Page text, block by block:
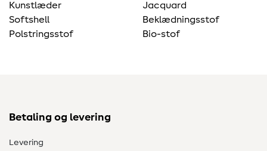
Kunstlæder
Softshell
Polstringsstof
Jacquard
Beklædningsstof
Bio-stof
Betaling og levering
Levering